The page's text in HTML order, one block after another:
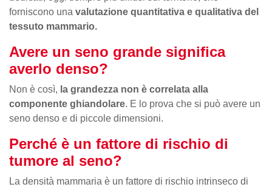
forniscono una valutazione quantitativa e qualitativa del
tessuto mammario.
Avere un seno grande significa
averlo denso?
Non è così, la grandezza non è correlata alla
componente ghiandolare. E lo prova che si può avere un
seno denso e di piccole dimensioni.
Perché è un fattore di rischio di
tumore al seno?
La densità mammaria è un fattore di rischio intrinseco di